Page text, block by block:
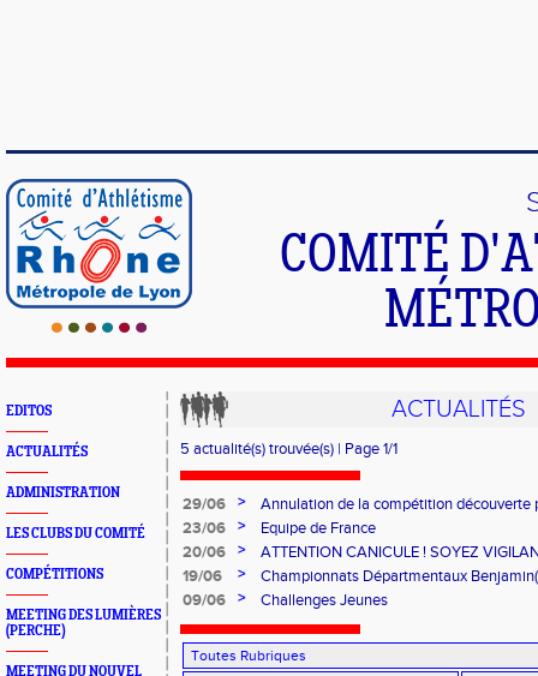
COMITÉ
EDITOS
ACTUALITÉS
ADMINISTRATION
LES CLUBS DU COMITÉ
COMPÉTITIONS
MEETING DES LUMIÈRES
(PERCHE)
MEETING DU NOUVEL
ACTUALITÉS
5 actualité(s) trouvée(s) | Page 1/1
29/06 >
Annulation de la compétition découverte
23/06
>
Equipe de France
20/06
>
ATTENTION CANICULE ! SOYEZ
MAINTENUES !
19/06 >
Championnats Départmentaux
09/06
> Challenges Jeunes